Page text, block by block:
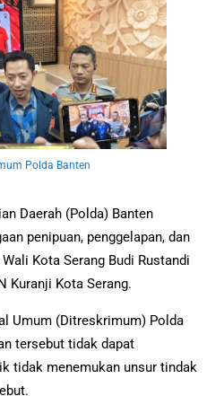
Polda Banten
Daerah (Polda) Banten
penipuan, penggelapan, dan
Kota Serang Budi Rustandi
Kuranji Kota Serang.
Umum (Ditreskrimum) Polda
tersebut tidak dapat
tidak menemukan unsur tindak